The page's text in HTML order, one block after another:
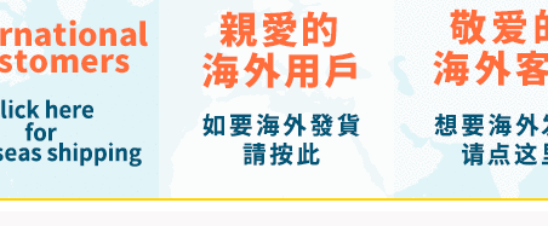
ー
ド
マ
ー
ケ